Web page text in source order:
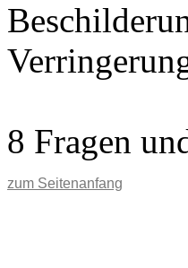
8 Fragen
zum Seitenanfang